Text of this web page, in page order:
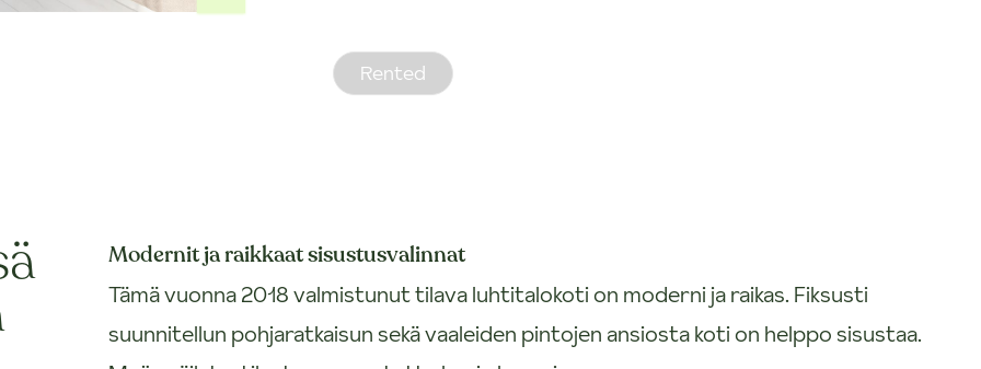
Rented
Modernit ja raikkaat sisustusvalinnat
Tämä vuonna 2018 valmistunut tilava luhtitalokoti on moderni ja raikas. Fiksusti
suunnitellun pohjaratkaisun sekä vaaleiden pintojen ansiosta koti on helppo sisustaa.